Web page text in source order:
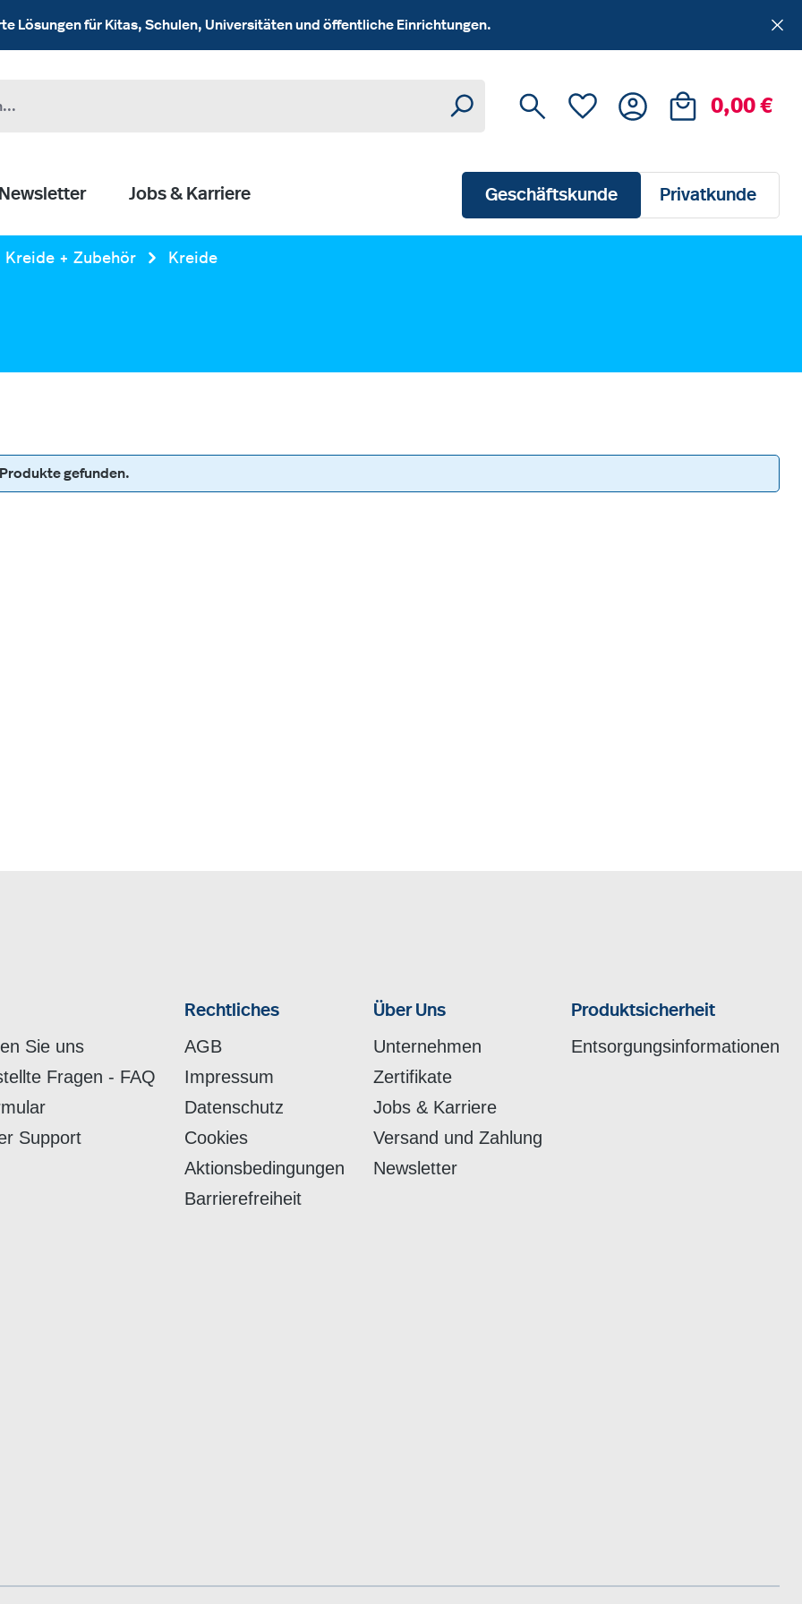
Lösungen für Kitas, Schulen, Universitäten und öffentliche Einrichtungen.
Du hast 0 Produkte auf dem
0,00 €
Newsletter Jobs & Karriere Geschäftskunde Privatkunde
Kreide + Zubehör Kreide
Produkte gefunden.
Sie uns
Fragen - FAQ
Support
Rechtliches
AGB
Impressum
Datenschutz
Cookies
Aktionsbedingungen
Barrierefreiheit
Über Uns
Unternehmen
Zertifikate
Jobs & Karriere
Versand und Zahlung
Newsletter
Produktsicherheit
Entsorgungsinformationen